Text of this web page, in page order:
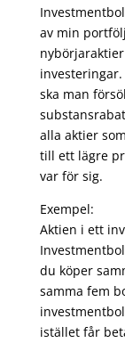
av min
ska man
alla aktier
till ett lägre
var för sig.
Exempel:
Aktien i ett
du köper
samma fem
istället får